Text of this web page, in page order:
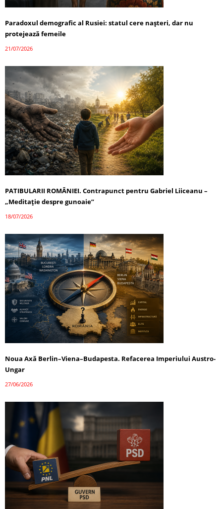
Paradoxul demografic al Rusiei: statul cere nașteri, dar nu
protejează femeile
21/07/2026
PATIBULARII ROMÂNIEI. Contrapunct pentru Gabriel Liiceanu –
„Meditație despre gunoaie”
18/07/2026
Noua Axă Berlin–Viena–Budapesta. Refacerea Imperiului Austro-
Ungar
27/06/2026